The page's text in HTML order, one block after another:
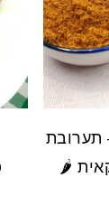
תערובת
🌶️